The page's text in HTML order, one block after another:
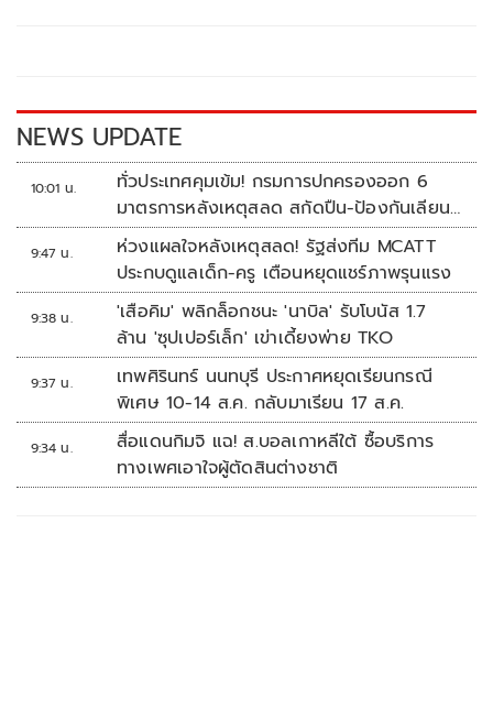
k k
NEWS UPDATE
10:01 น.
ทั่วประเทศคุมเข้ม! กรมการปกครองออก 6
มาตรการหลังเหตุสลด สกัดปืน-ป้องกันเลียน
แบบ
9:47 น.
ห่วงแผลใจหลังเหตุสลด! รัฐส่งทีม MCATT
ประกบดูแลเด็ก-ครู เตือนหยุดแชร์ภาพรุนแรง
9:38 น.
'เสือคิม' พลิกล็อกชนะ 'นาบิล' รับโบนัส 1.7
ล้าน 'ซุปเปอร์เล็ก' เข่าเดี้ยงพ่าย TKO
9:37 น.
เทพศิรินทร์ นนทบุรี ประกาศหยุดเรียนกรณี
พิเศษ 10-14 ส.ค. กลับมาเรียน 17 ส.ค.
9:34 น.
สื่อแดนกิมจิ แฉ! ส.บอลเกาหลีใต้ ซื้อบริการ
ทางเพศเอาใจผู้ตัดสินต่างชาติ